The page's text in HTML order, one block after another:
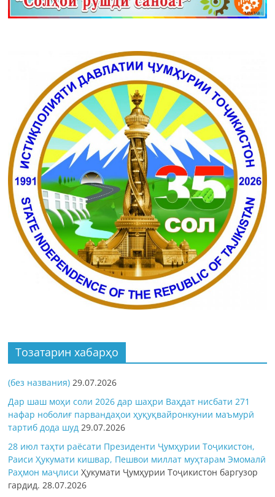
Тозатарин хабарҳо
(без названия) 29.07.2026
Дар шаш моҳи соли 2026 дар шаҳри Ваҳдат нисбати 271
нафар ноболиғ парвандаҳои ҳуқуқвайронкунии маъмурӣ
тартиб дода шуд 29.07.2026
28 июл таҳти раёсати Президенти Ҷумҳурии Тоҷикистон,
Раиси Ҳукумати кишвар, Пешвои миллат муҳтарам Эмомалӣ
Раҳмон маҷлисиҲукумати Ҷумҳурии Тоҷикистон баргузор
гардид. 28.07.2026